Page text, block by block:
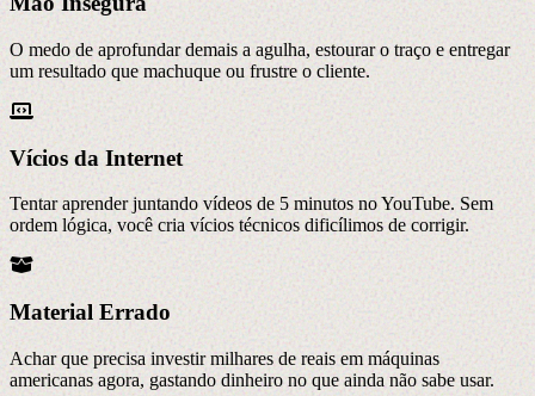
O medo de aprofundar demais a agulha, estourar o traço e entregar
um resultado que machuque ou frustre o cliente.
Vícios da Internet
Tentar aprender juntando vídeos de 5 minutos no YouTube. Sem
ordem lógica, você cria vícios técnicos dificílimos de corrigir.
Material Errado
Achar que precisa investir milhares de reais em máquinas
americanas agora, gastando dinheiro no que ainda não sabe usar.